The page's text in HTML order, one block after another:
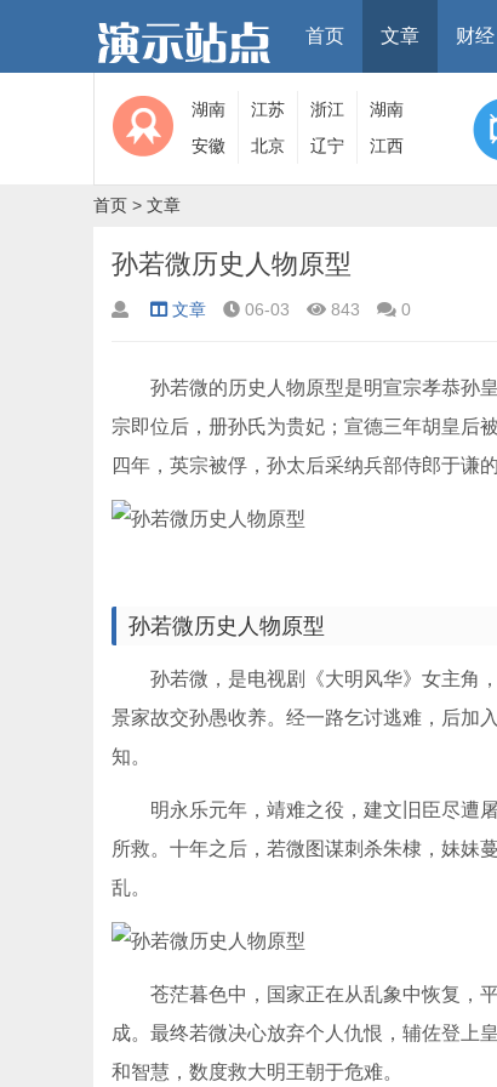
首页 文章 财经
湖南 江苏 浙江
湖南
安徽
北京 辽宁 江西
首页 > 文章
孙若微历史人物原型
文章 06-03 843 0
孙若微的历史人物原型是明宣宗孝恭孙皇
宗即位后，册孙氏为贵妃；宣德三年胡皇后
四年，英宗被俘，孙太后采纳兵部侍郎于谦
孙若微历史人物原型
孙若微，是电视剧《大明风华》女主角，
景家故交孙愚收养。经一路乞讨逃难，后加
知。
明永乐元年，靖难之役，建文旧臣尽遭屠
所救。十年之后，若微图谋刺杀朱棣，妹妹
乱。
苍茫暮色中，国家正在从乱象中恢复，平
成。最终若微决心放弃个人仇恨，辅佐登上
和智慧，数度救大明王朝于危难。